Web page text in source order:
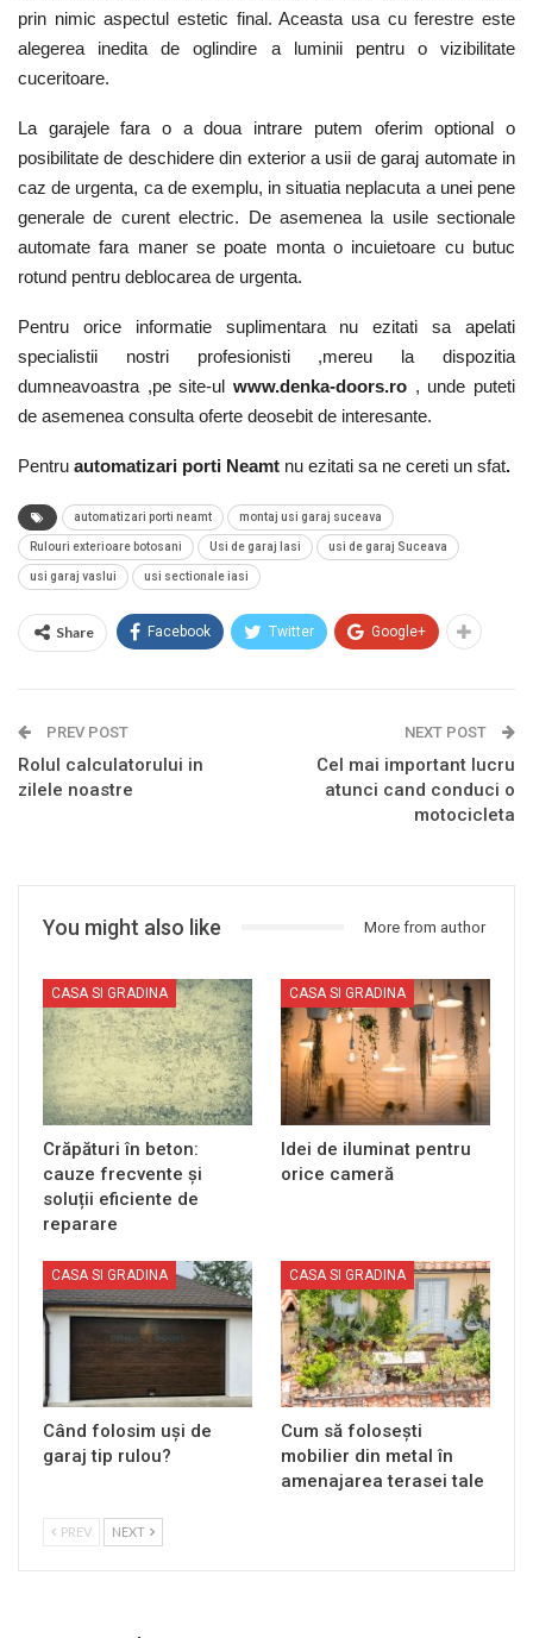
prin nimic aspectul estetic final. Aceasta usa cu ferestre este
alegerea inedita de oglindire a luminii pentru o vizibilitate
cuceritoare.
La garajele fara o a doua intrare putem oferim optional o
posibilitate de deschidere din exterior a usii de garaj automate in
caz de urgenta, ca de exemplu, in situatia neplacuta a unei pene
generale de curent electric. De asemenea la usile sectionale
automate fara maner se poate monta o incuietoare cu butuc
rotund pentru deblocarea de urgenta.
Pentru orice informatie suplimentara nu ezitati sa apelati
specialistii nostri profesionisti ,mereu la dispozitia
dumneavoastra ,pe site-ul www.denka-doors.ro , unde puteti
de asemenea consulta oferte deosebit de interesante.
Pentru automatizari porti Neamt nu ezitati sa ne cereti un sfat.
automatizari porti neamt montaj usi garaj suceava
Rulouri exterioare botosani Usi de garaj Iasi usi de garaj Suceava
usi garaj vaslui usi sectionale iasi
Share Facebook Twitter Google+
PREV POST
Rolul calculatorului in
zilele noastre
NEXT POST
Cel mai important lucru
atunci cand conduci o
motocicleta
You might also like More from author
CASA SI GRADINA
Crăpături în beton:
cauze frecvente și
soluții eficiente de
reparare
CASA SI GRADINA
Idei de iluminat pentru
orice cameră
CASA SI GRADINA
Când folosim uși de
garaj tip rulou?
CASA SI GRADINA
Cum să folosești
mobilier din metal în
amenajarea terasei tale
PREV NEXT